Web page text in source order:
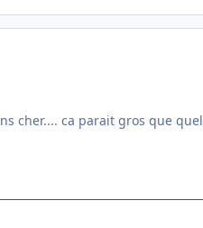
cher.... ca parait gros que